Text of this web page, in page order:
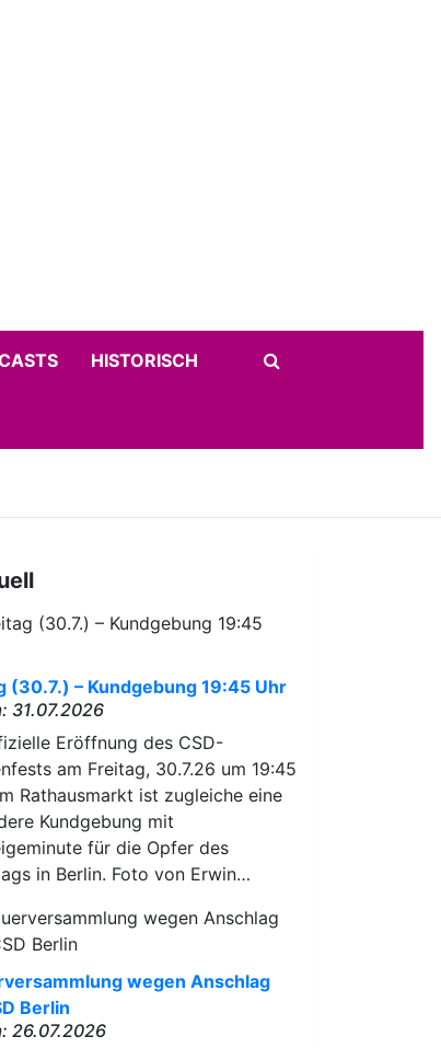
HISTORISCH
(30.7.) – Kundgebung 19:45 Uhr
31.07.2026
Eröffnung des CSD-
am Freitag, 30.7.26 um 19:45
Rathausmarkt ist zugleiche eine
Kundgebung mit
für die Opfer des
in Berlin. Foto von Erwin…
wegen Anschlag
Berlin
26.07.2026